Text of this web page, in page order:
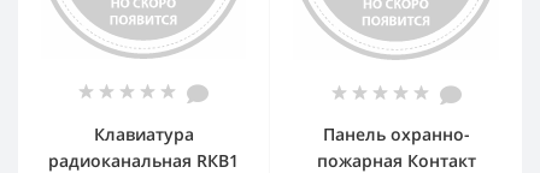
Клавиатура
радиоканальная RКВ1
Панель охранно-
пожарная Контакт